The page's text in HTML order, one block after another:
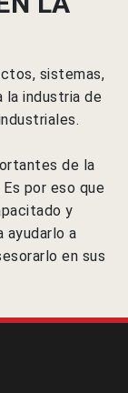
sistemas,
la industria de
de la
por eso que
y
ayudarlo a
en sus